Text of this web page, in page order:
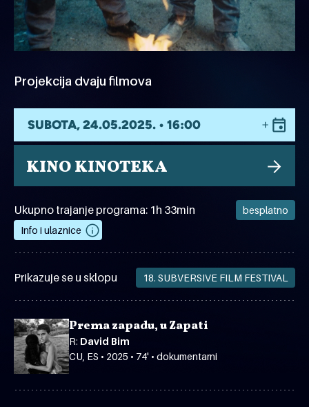
Projekcija dvaju filmova
SUBOTA, 24.05.2025. • 16:00
KINO KINOTEKA
Ukupno trajanje programa: 1h 33min
besplatno
Info i ulaznice
Prikazuje se u sklopu 18. SUBVERSIVE FILM FESTIVAL
Prema zapadu, u Zapati
R: David Bim
CU, ES • 2025 • 74' • dokumentarni